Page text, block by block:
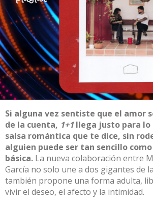
Si alguna vez sentiste que el amor
de la cuenta, 1+1llega justo para lo
salsa romántica que te dice, sin
alguien puede ser tan sencillo
básica. La nueva colaboración entre
García no solo une a dos gigantes de
también propone una forma adulta,
vivir el deseo, el afecto y la intimidad.